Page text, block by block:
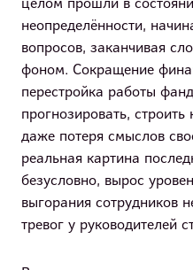
целом прошли в
неопределённости,
вопросов, заканчивая
фоном. Сокращение
перестройка работы
прогнозировать,
даже потеря смыслов
реальная картина
безусловно, вырос
выгорания сотрудников
тревог у руководителей